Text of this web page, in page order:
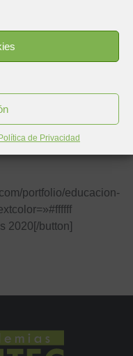
de Privacidad
portfolio/infantil-y-
Cuerpo de Profesores
de 2020,
portfolio/educacion-
2020[/button]